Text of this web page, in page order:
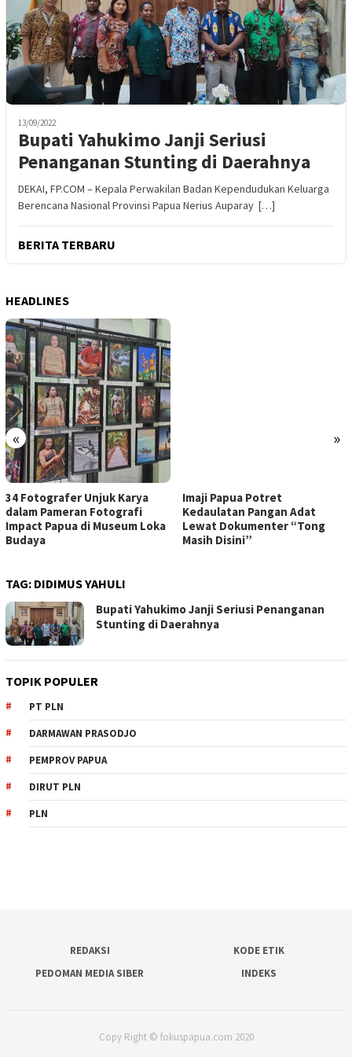
13/09/2022
Bupati Yahukimo Janji Seriusi
Penanganan Stunting di Daerahnya
DEKAI, FP.COM – Kepala Perwakilan Badan Kependudukan Keluarga
Berencana Nasional Provinsi Papua Nerius Auparay […]
BERITA TERBARU
HEADLINES
« »
34 Fotografer Unjuk Karya
dalam Pameran Fotografi
Impact Papua di Museum Loka
Budaya
Imaji Papua Potret
Kedaulatan Pangan Adat
Lewat Dokumenter “Tong
Masih Disini”
TAG: DIDIMUS YAHULI
Bupati Yahukimo Janji Seriusi Penanganan
Stunting di Daerahnya
TOPIK POPULER
PT PLN
DARMAWAN PRASODJO
PEMPROV PAPUA
DIRUT PLN
PLN
REDAKSI
KODE ETIK
PEDOMAN MEDIA SIBER
INDEKS
Copy Right © fokuspapua.com 2020